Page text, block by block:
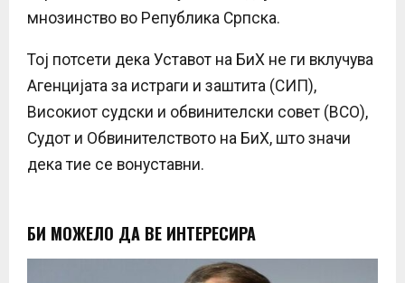
мнозинство во Република Српска.
Тој потсети дека Уставот на БиХ не ги вклучува
Агенцијата за истраги и заштита (СИП),
Високиот судски и обвинителски совет (ВСО),
Судот и Обвинителството на БиХ, што значи
дека тие се вонуставни.
БИ МОЖЕЛО ДА ВЕ ИНТЕРЕСИРА